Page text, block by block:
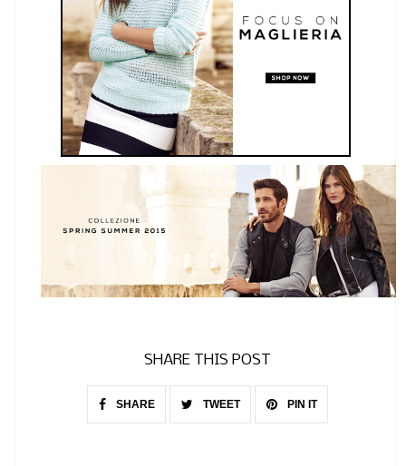
SHARE THIS POST
SHARE TWEET PIN IT